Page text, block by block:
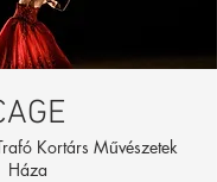
Kortárs Művészetek
Háza